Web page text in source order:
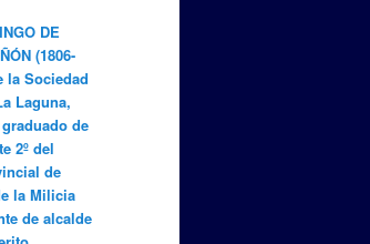
DE
(1806-
la Sociedad
Laguna,
de
2º del
de
la Milicia
de alcalde